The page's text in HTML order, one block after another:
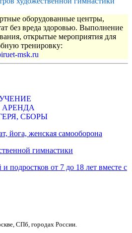
оборудованные центры,
без вреда здоровью. Выполнение
открытые мероприятия для
тренировку:
msk.ru
АРЕНДА
СБОРЫ
йога, женская самооборона
гимнастики
подростков от 7 до 18 лет вместе с
СПб, городах России.